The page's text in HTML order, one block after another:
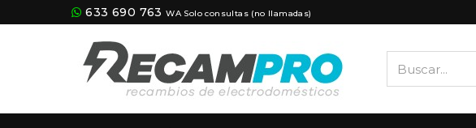
633 690 763 WA Solo consultas (no llamadas)